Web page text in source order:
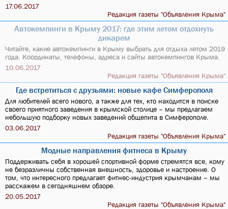
17.06.2017
Редакция газеты "Объявления Крыма"
Автокемпинги в Крыму 2017: где этим летом отдохнуть
дикарeм
Читайте, какие автокемпинги в Крыму выбрать для отдыха летом 2019
года. Координаты, телефоны, адреса и сайты автокемпингов Крыма.
10.06.2017
Редакция газеты "Объявления Крыма"
Где встретиться с друзьями: новые кафе Симферополя
Для любителей всего нового, а также для тех, кто находится в поиске
своего приятного заведения в крымской столице – мы предлагаем
небольшую подборку новых заведений общепита в Симферополе.
03.06.2017
Редакция газеты "Объявления Крыма"
Модные направления фитнеса в Крыму
Поддерживать себя в хорошей спортивной форме стремятся все, кому
не безразличны собственная внешность, здоровье и настроение. О
том, что интересного предлагает фитнес-индустрия крымчанам – мы
расскажем в сегодняшнем обзоре.
20.05.2017
Редакция газеты "Объявления Крыма"